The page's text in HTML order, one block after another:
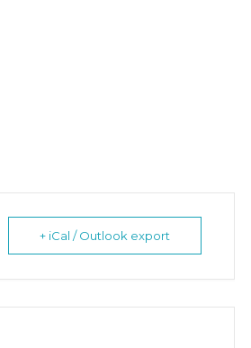
+ iCal / Outlook export